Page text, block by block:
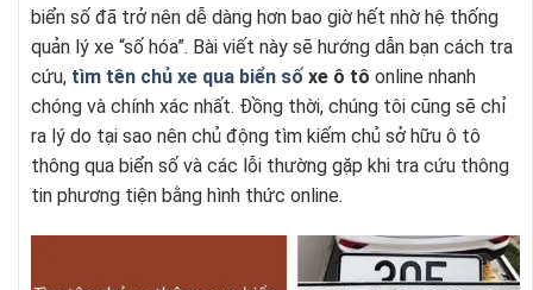
biển số đã trở nên dễ dàng hơn bao giờ hết nhờ hệ thống
quản lý xe “số hóa”. Bài viết này sẽ hướng dẫn bạn cách tra
cứu, tìm tên chủ xe qua biển số xe ô tô online nhanh
chóng và chính xác nhất. Đồng thời, chúng tôi cũng sẽ chỉ
ra lý do tại sao nên chủ động tìm kiếm chủ sở hữu ô tô
thông qua biển số và các lỗi thường gặp khi tra cứu thông
tin phương tiện bằng hình thức online.